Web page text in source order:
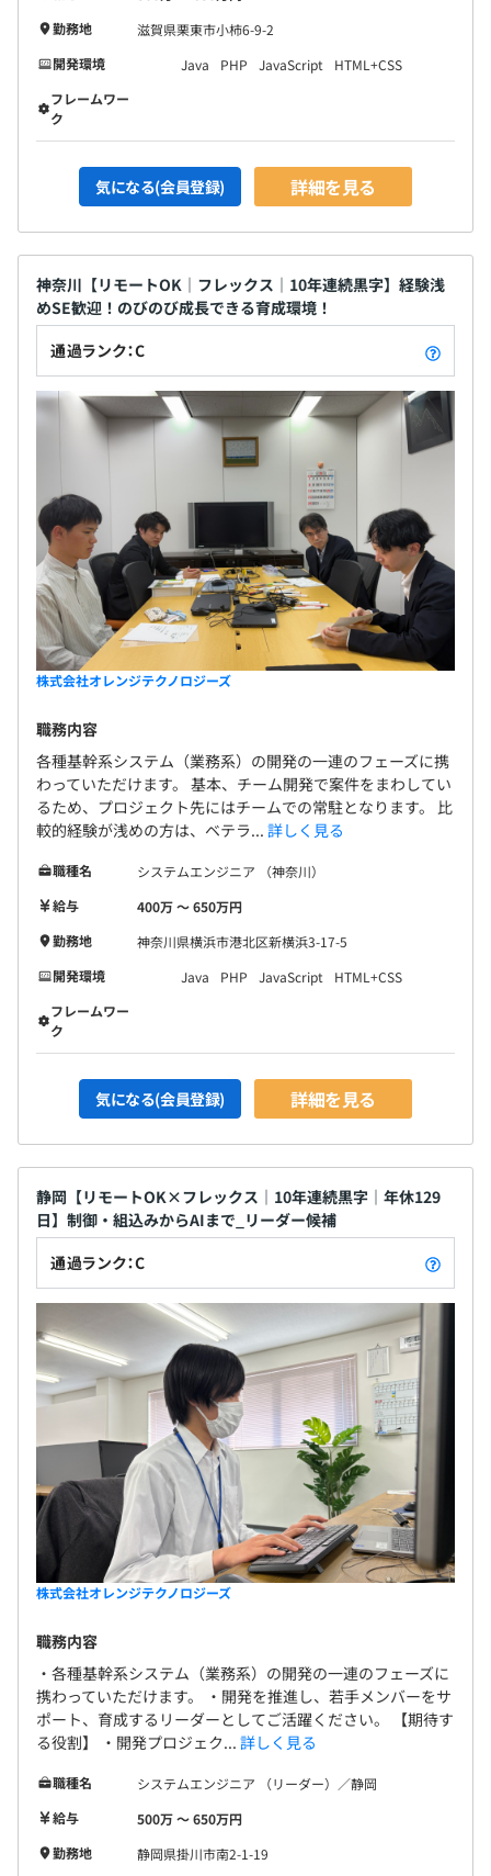
勤務地
滋賀県栗東市小柿6-9-2
開発環境
Java PHP JavaScript
HTML+CSS
フレームワー
ク
気になる(会員登録) 詳細を見る
神奈川【リモートOK｜フレックス｜10年連続黒字】経験浅
めSE歓迎！のびのび成長できる育成環境！
通過ランク：C
株式会社オレンジテクノロジーズ
職務内容
各種基幹系システム（業務系）の開発の一連のフェーズに携
わっていただけます。 基本、チーム開発で案件をまわしてい
るため、プロジェクト先にはチームでの常駐となります。 比
較的経験が浅めの方は、ベテラ... 詳しく見る
職種名
システムエンジニア （神奈川）
給与
400万 〜 650万円
勤務地
神奈川県横浜市港北区新横浜3-17-5
開発環境
Java PHP JavaScript
HTML+CSS
フレームワー
ク
気になる(会員登録) 詳細を見る
静岡【リモートOK×フレックス｜10年連続黒字｜年休129
日】制御・組込みからAIまで_リーダー候補
通過ランク：C
株式会社オレンジテクノロジーズ
職務内容
・各種基幹系システム（業務系）の開発の一連のフェーズに
携わっていただけます。 ・開発を推進し、若手メンバーをサ
ポート、育成するリーダーとしてご活躍ください。 【期待す
る役割】 ・開発プロジェク... 詳しく見る
職種名
システムエンジニア （リーダー）／静岡
給与
500万 〜 650万円
勤務地
静岡県掛川市南2-1-19